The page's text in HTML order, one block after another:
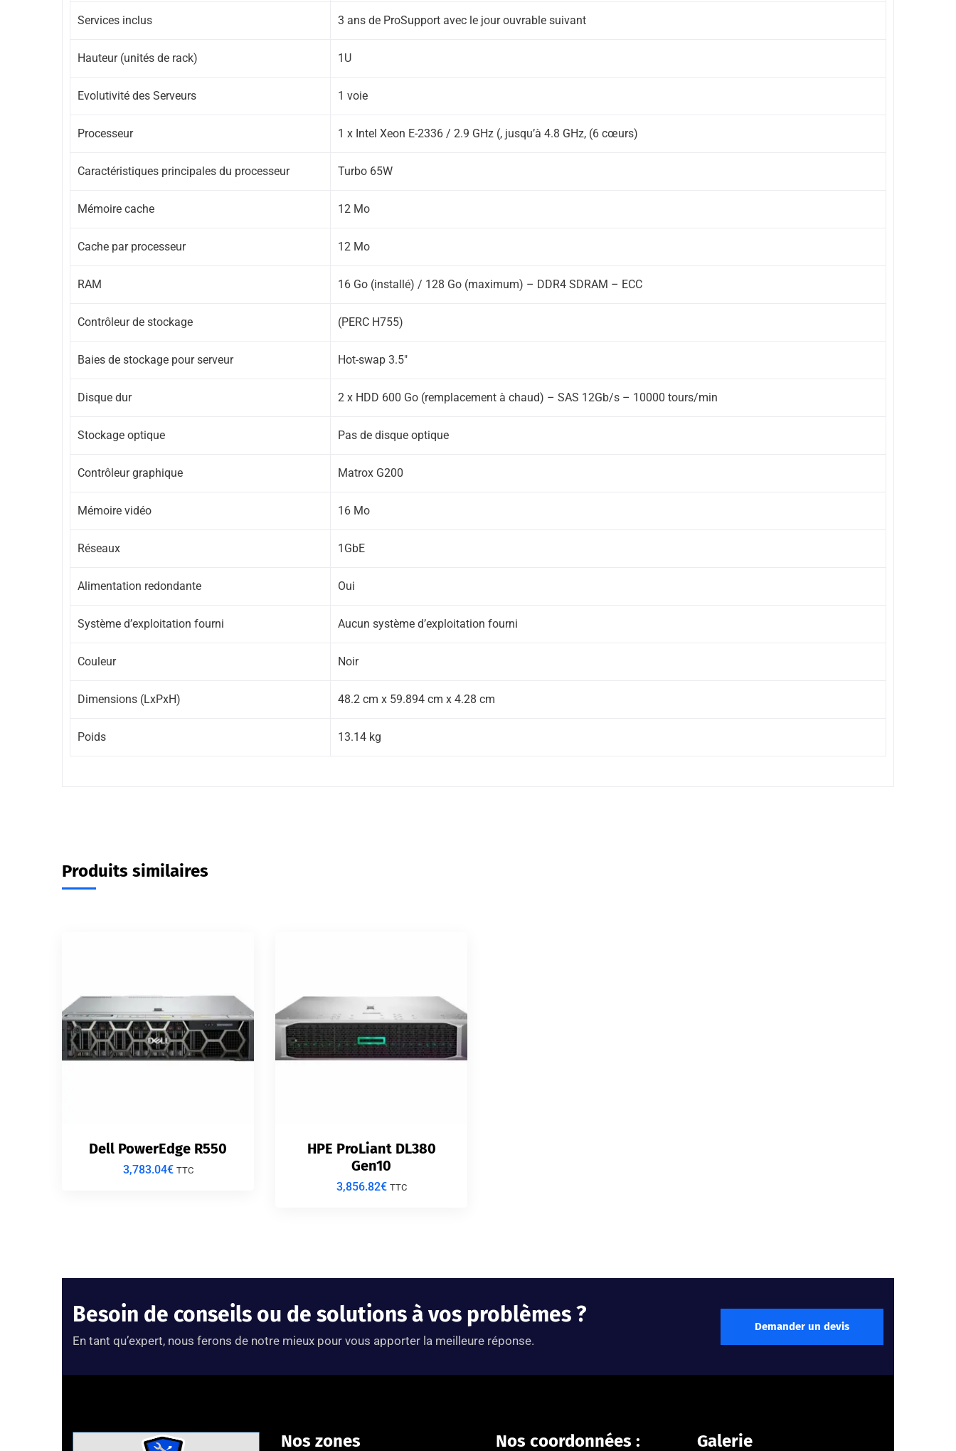
Services inclus 3 ans de ProSupport avec le jour ouvrable suivant
Hauteur (unités de rack) 1U
Evolutivité des Serveurs 1 voie
Processeur 1 x Intel Xeon E-2336 / 2.9 GHz (, jusqu’à 4.8 GHz, (6 cœurs)
Caractéristiques principales du processeur Turbo 65W
Mémoire cache 12 Mo
Cache par processeur 12 Mo
RAM 16 Go (installé) / 128 Go (maximum) – DDR4 SDRAM – ECC
Contrôleur de stockage (PERC H755)
Baies de stockage pour serveur Hot-swap 3.5″
Disque dur 2 x HDD 600 Go (remplacement à chaud) – SAS 12Gb/s – 10000 tours/min
Stockage optique Pas de disque optique
Contrôleur graphique Matrox G200
Mémoire vidéo 16 Mo
Réseaux 1GbE
Alimentation redondante Oui
Système d’exploitation fourni Aucun système d’exploitation fourni
Couleur Noir
Dimensions (LxPxH) 48.2 cm x 59.894 cm x 4.28 cm
Poids 13.14 kg
Produits similaires
Dell PowerEdge R550
3,783.04€ TTC
HPE ProLiant DL380
Gen10
3,856.82€ TTC
Besoin de conseils ou de solutions à vos problèmes ?
En tant qu’expert, nous ferons de notre mieux pour vous apporter la meilleure réponse.
Demander un devis
Nos zones
Nos coordonnées : Galerie